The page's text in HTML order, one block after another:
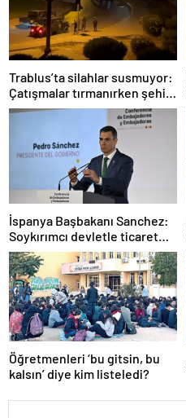
Trablus’ta silahlar susmuyor:
Çatışmalar tırmanırken şehir
alarmda
İspanya Başbakanı Sanchez:
Soykırımcı devletle ticaret
yapmayız
Öğretmenleri ‘bu gitsin, bu
kalsın’ diye kim listeledi?